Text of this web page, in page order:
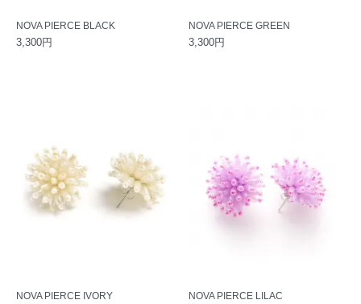
NOVA PIERCE BLACK
3,300円
NOVA PIERCE GREEN
3,300円
NOVA PIERCE IVORY NOVA PIERCE LILAC